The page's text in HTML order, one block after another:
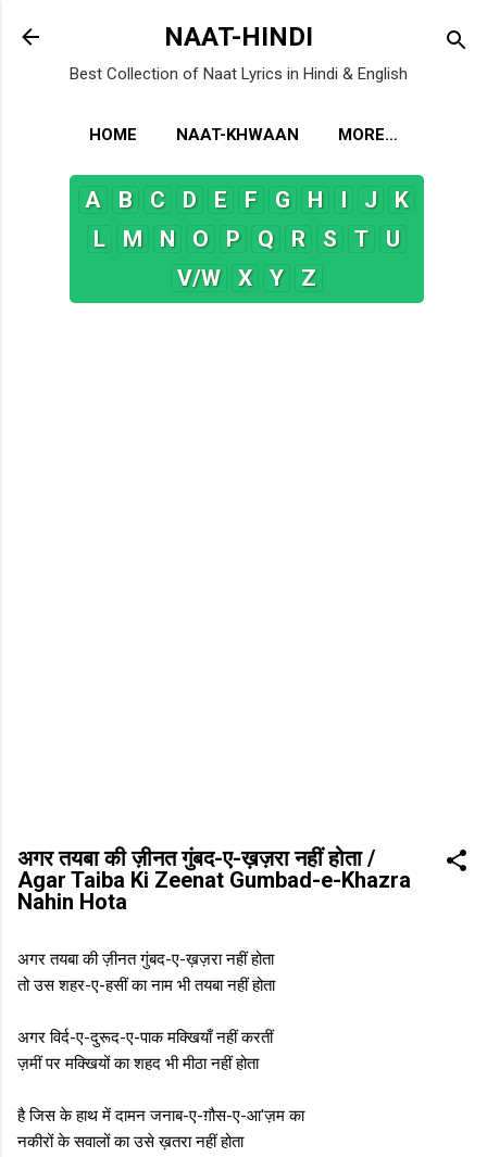
Skip to main content
NAAT-HINDI
Best Collection of Naat Lyrics in Hindi & English
HOME NAAT-KHWAAN MORE…
A B C D E F G H I J
K
L
M N O P Q R S T
U
V/W
X Y Z
अगर तयबा की ज़ीनत गुंबद-ए-ख़ज़रा नहीं होता /
Agar Taiba Ki Zeenat Gumbad-e-Khazra
Nahin Hota
अगर तयबा की ज़ीनत गुंबद-ए-ख़ज़रा नहीं होता
तो उस शहर-ए-हसीं का नाम भी तयबा नहीं होता
अगर विर्द-ए-दुरूद-ए-पाक मक्खियाँ नहीं करतीं
ज़मीं पर मक्खियों का शहद भी मीठा नहीं होता
है जिस के हाथ में दामन जनाब-ए-ग़ौस-ए-आ'ज़म का
नकीरों के सवालों का उसे ख़तरा नहीं होता